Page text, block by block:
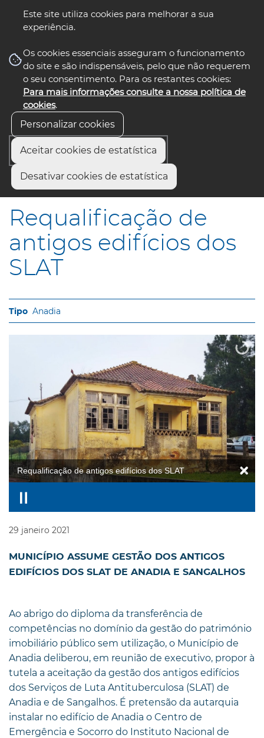
Este site utiliza cookies para melhorar a sua
experiência.
Os cookies essenciais asseguram o funcionamento
do site e são indispensáveis, pelo que não requerem
o seu consentimento. Para os restantes cookies:
Para mais informações consulte a nossa política de
cookies.
Personalizar cookies
Aceitar cookies de estatística
Desativar cookies de estatística
nos select language
Início
Requalificação de antigos edifícios dos SLAT
Requalificação de
antigos edifícios dos
SLAT
Anadia
Requalificação de antigos edifícios dos SLAT
29 janeiro 2021
MUNICÍPIO ASSUME GESTÃO DOS ANTIGOS
EDIFÍCIOS DOS SLAT DE ANADIA E SANGALHOS
Ao abrigo do diploma da transferência de
competências no domínio da gestão do património
imobiliário público sem utilização, o Município de
Anadia deliberou, em reunião de executivo, propor à
tutela a aceitação da gestão dos antigos edifícios
dos Serviços de Luta Antituberculosa (SLAT) de
Anadia e de Sangalhos. É pretensão da autarquia
instalar no edifício de Anadia o Centro de
Emergência e Socorro do Instituto Nacional de